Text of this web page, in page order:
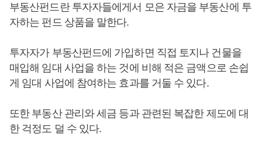
부동산펀드란 투자자들에게서 모은 자금을 부동산에 투
자하는 펀드 상품을 말한다.
투자자가 부동산펀드에 가입하면 직접 토지나 건물을
매입해 임대 사업을 하는 것에 비해 적은 금액으로 손쉽
게 임대 사업에 참여하는 효과를 거둘 수 있다.
또한 부동산 관리와 세금 등과 관련된 복잡한 제도에 대
한 걱정도 덜 수 있다.